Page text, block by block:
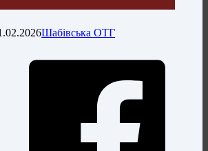
Шабівська ОТГ